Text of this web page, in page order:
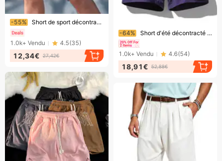
Bientôt la fin !
-55% Short de sport décontracté pour homme, style américain, été, polyvalent, grande taille, ample, à carreaux ananas à cinq pointes
1.0k+ Vendu 4.5(35)
12,34€ 27,42€
Bientôt la fin !
-64% Short d'été décontracté et respirant pour homme, coupe ample, style tendance, de qualité et polyvalent, couleur unie, 12,7 cm (5 pouces).
1.0k+ Vendu 4.6(54)
18,91€ 52,88€